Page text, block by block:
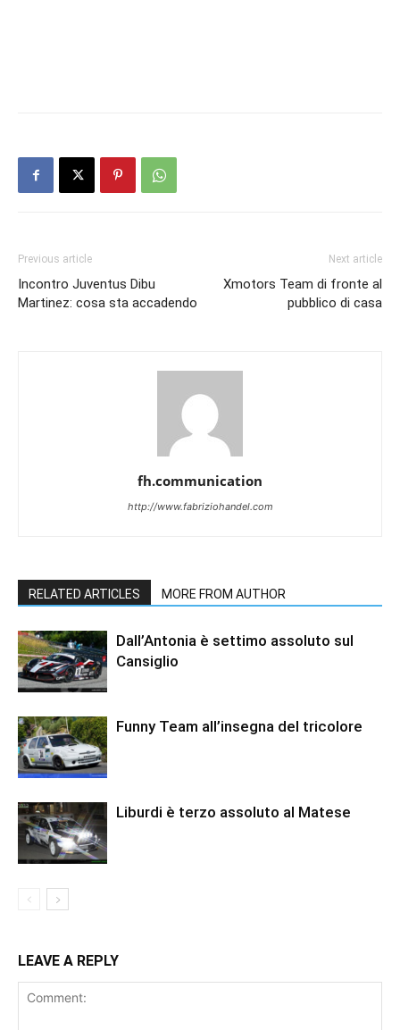
Previous article
Incontro Juventus Dibu
Martinez: cosa sta accadendo
Next article
Xmotors Team di fronte al
pubblico di casa
fh.communication
http://www.fabriziohandel.com
RELATED ARTICLES MORE FROM AUTHOR
Dall’Antonia è settimo assoluto sul
Cansiglio
Funny Team all’insegna del tricolore
Liburdi è terzo assoluto al Matese
LEAVE A REPLY